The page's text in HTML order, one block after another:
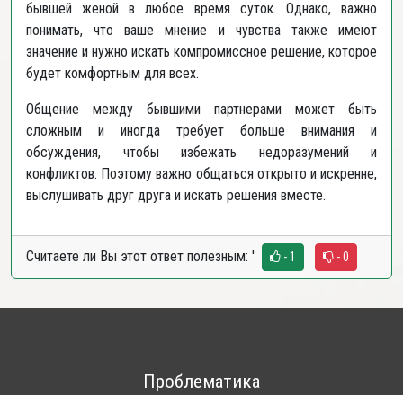
бывшей женой в любое время суток. Однако, важно
понимать, что ваше мнение и чувства также имеют
значение и нужно искать компромиссное решение, которое
будет комфортным для всех.
Общение между бывшими партнерами может быть
сложным и иногда требует больше внимания и
обсуждения, чтобы избежать недоразумений и
конфликтов. Поэтому важно общаться открыто и искренне,
выслушивать друг друга и искать решения вместе.
Считаете ли Вы этот ответ полезным: ' - 1 - 0
Проблематика